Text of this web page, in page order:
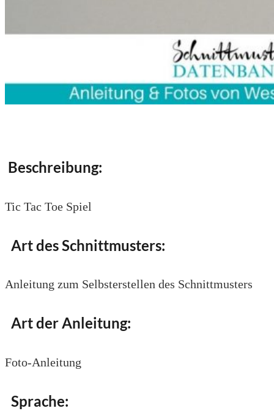
Beschreibung:
Tic Tac Toe Spiel
Art des Schnittmusters:
Anleitung zum Selbsterstellen des Schnittmusters
Art der Anleitung:
Foto-Anleitung
Sprache: